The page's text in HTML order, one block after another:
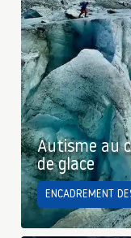
Autisme au
de glace
ENCADREMENT